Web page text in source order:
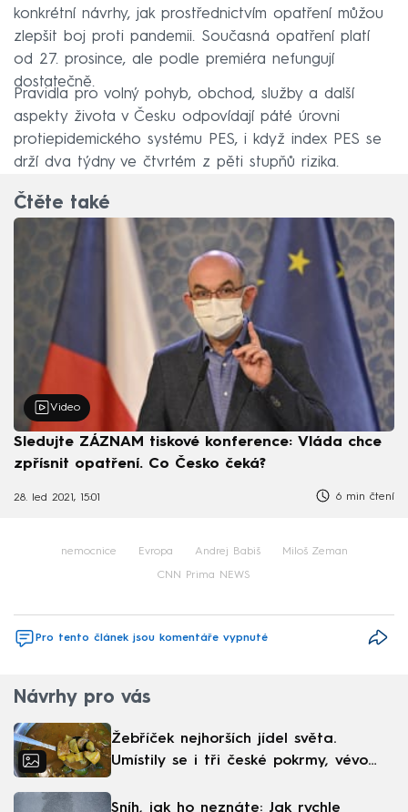
konkrétní návrhy, jak prostřednictvím opatření můžou
zlepšit boj proti pandemii. Současná opatření platí
od 27. prosince, ale podle premiéra nefungují
dostatečně.
Pravidla pro volný pohyb, obchod, služby a další
aspekty života v Česku odpovídají páté úrovni
protiepidemického systému PES, i když index PES se
drží dva týdny ve čtvrtém z pěti stupňů rizika.
Čtěte také
Video
Sledujte ZÁZNAM tiskové konference: Vláda chce
zpřísnit opatření. Co Česko čeká?
28. led 2021, 15:01 6 min čtení
nemocnice Evropa Andrej Babiš Miloš Zeman
CNN Prima NEWS
Pro tento článek jsou komentáře vypnuté
Návrhy pro vás
Žebříček nejhorších jídel světa.
Umístily se i tři české pokrmy, vévodí
Sníh, jak ho neznáte: Jak rychle